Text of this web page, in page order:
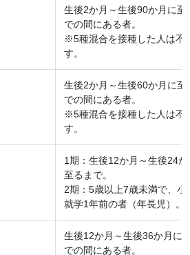
生後2か月～生後90か月に至
での間にある者。
※5種混合を接種した人は不
す。
生後2か月～生後60か月に至
での間にある者。
※5種混合を接種した人は不
す。
1期：生後12か月～生後24か
至るまで。
2期：5歳以上7歳未満で、小
就学1年前の者（年長児）。
生後12か月～生後36か月に
での間にある者。